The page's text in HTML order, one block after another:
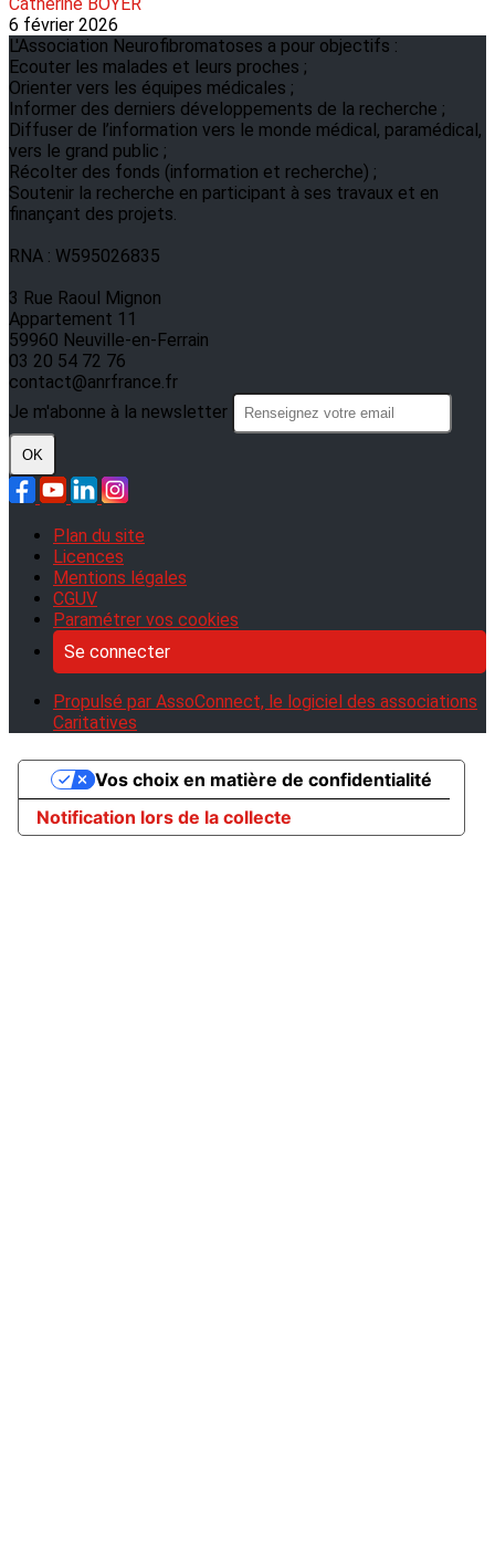
6 février 2026
L'Association Neurofibromatoses a pour objectifs :
Ecouter les malades et leurs proches ;
Orienter vers les équipes médicales ;
Informer des derniers développements de la recherche ;
Diffuser de l’information vers le monde médical, paramédical,
vers le grand public ;
Récolter des fonds (information et recherche) ;
Soutenir la recherche en participant à ses travaux et en
finançant des projets.
RNA : W595026835
3 Rue Raoul Mignon
Appartement 11
59960 Neuville-en-Ferrain
03 20 54 72 76
contact@anrfrance.fr
Je m'abonne à la newsletter
OK
Plan du site
Licences
Mentions légales
CGUV
Paramétrer vos cookies
Se connecter
Propulsé par AssoConnect, le logiciel des associations
Caritatives
Notification lors de la collecte
Vos choix en matière de confidentialité